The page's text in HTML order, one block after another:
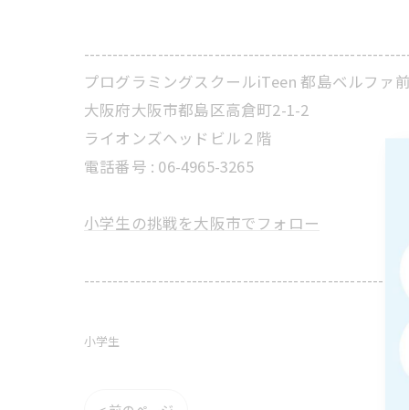
プログラミングスクールiTeen 都島ベルファ
大阪府大阪市都島区高倉町2-1-2
ライオンズヘッドビル２階
電話番号 : 06-4965-3265
小学生の挑戦を大阪市でフォロー
小学生